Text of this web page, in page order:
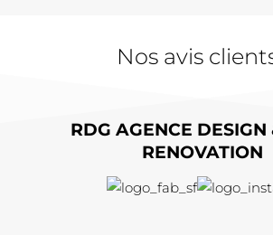
Nos avis
RDG AGENCE DESIGN
RENOVATION